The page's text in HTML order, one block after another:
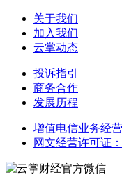
关于我们
加入我们
云掌动态
投诉指引
商务合作
发展历程
增值电信业务经
网文经营许可证